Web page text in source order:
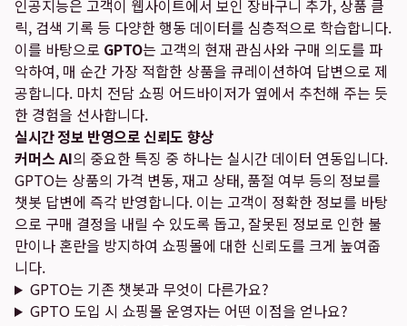
인공지능은 고객이 웹사이트에서 보인 장바구니 추가, 상품 클
릭, 검색 기록 등 다양한 행동 데이터를 심층적으로 학습합니다.
이를 바탕으로 GPTO는 고객의 현재 관심사와 구매 의도를 파
악하여, 매 순간 가장 적합한 상품을 큐레이션하여 답변으로 제
공합니다. 마치 전담 쇼핑 어드바이저가 옆에서 추천해 주는 듯
한 경험을 선사합니다.
실시간 정보 반영으로 신뢰도 향상
커머스 AI의 중요한 특징 중 하나는 실시간 데이터 연동입니다.
GPTO는 상품의 가격 변동, 재고 상태, 품절 여부 등의 정보를
챗봇 답변에 즉각 반영합니다. 이는 고객이 정확한 정보를 바탕
으로 구매 결정을 내릴 수 있도록 돕고, 잘못된 정보로 인한 불
만이나 혼란을 방지하여 쇼핑몰에 대한 신뢰도를 크게 높여줍
니다.
GPTO는 기존 챗봇과 무엇이 다른가요?
GPTO 도입 시 쇼핑몰 운영자는 어떤 이점을 얻나요?